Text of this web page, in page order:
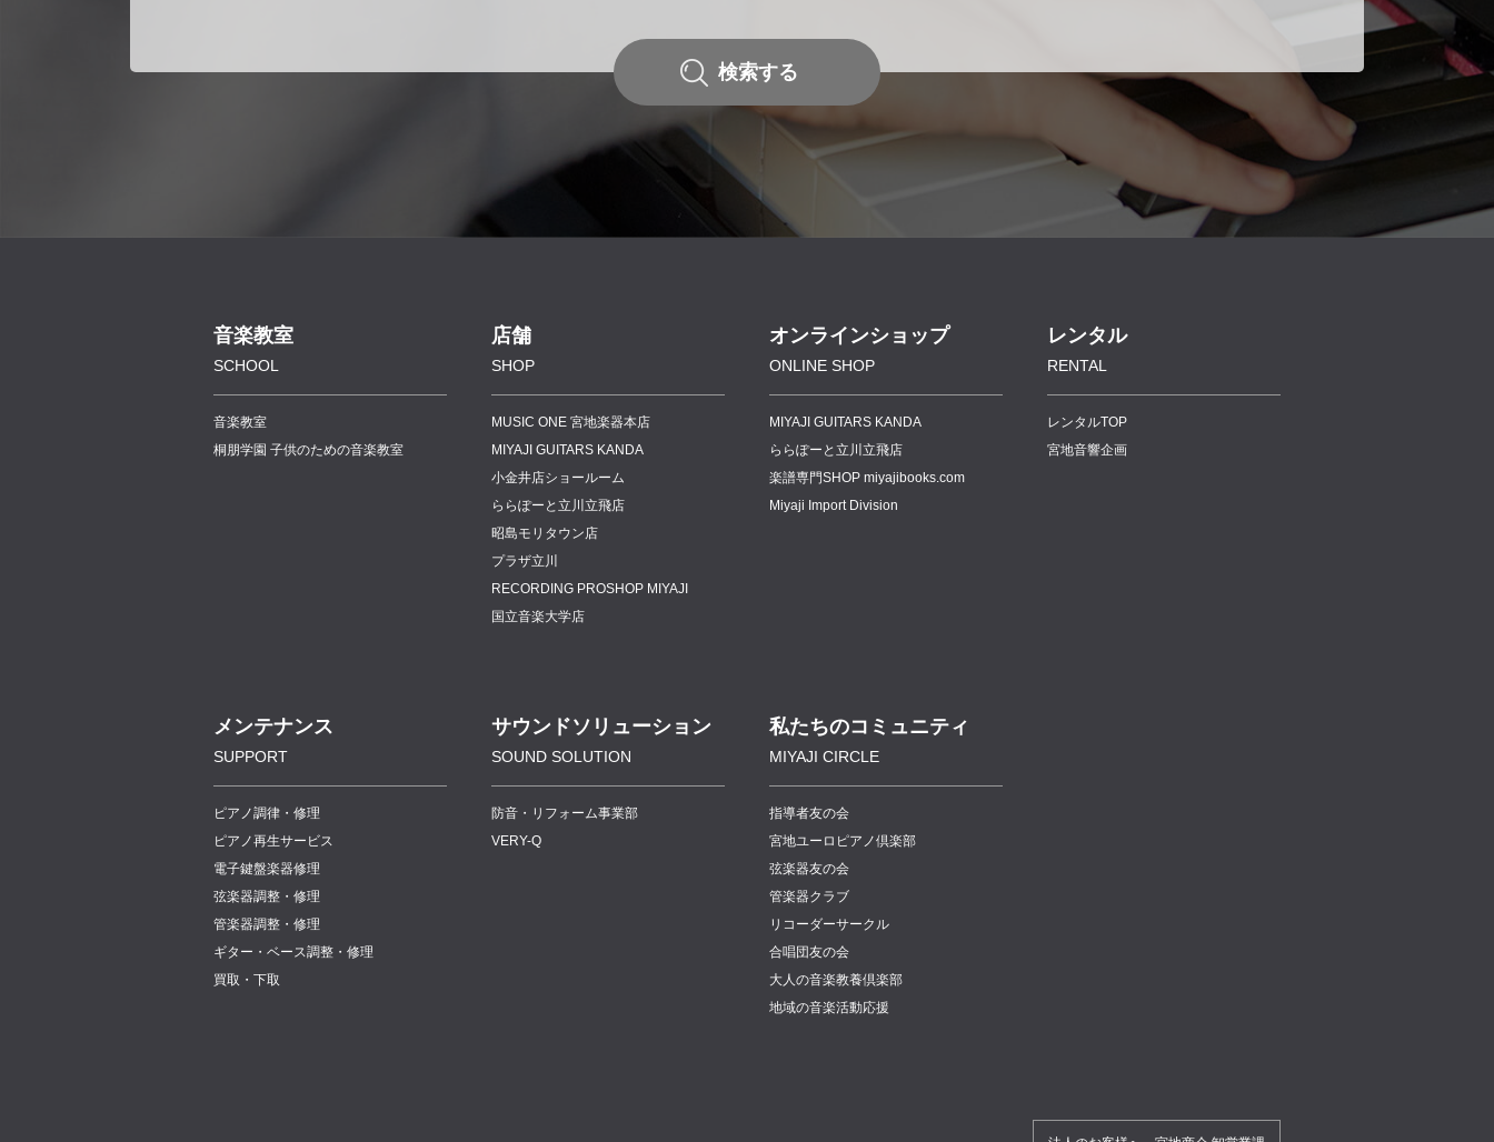
検索する
音楽教室
SCHOOL
音楽教室
桐朋学園 子供のための音楽教室
店舗
SHOP
MUSIC ONE 宮地楽器本店
MIYAJI GUITARS KANDA
小金井店ショールーム
ららぽーと立川立飛店
昭島モリタウン店
プラザ立川
RECORDING PROSHOP MIYAJI
国立音楽大学店
オンラインショップ
ONLINE SHOP
MIYAJI GUITARS KANDA
ららぽーと立川立飛店
楽譜専門SHOP miyajibooks.com
Miyaji Import Division
レンタル
RENTAL
レンタルTOP
宮地音響企画
メンテナンス
SUPPORT
ピアノ調律・修理
ピアノ再生サービス
電子鍵盤楽器修理
弦楽器調整・修理
管楽器調整・修理
ギター・ベース調整・修理
買取・下取
サウンドソリューション
SOUND SOLUTION
防音・リフォーム事業部
VERY-Q
私たちのコミュニティ
MIYAJI CIRCLE
指導者友の会
宮地ユーロピアノ倶楽部
弦楽器友の会
管楽器クラブ
リコーダーサークル
合唱団友の会
大人の音楽教養倶楽部
地域の音楽活動応援